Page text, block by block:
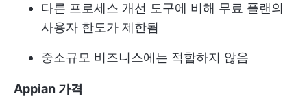
다른 프로세스 개선 도구에 비해 무료 플랜의
사용자 한도가 제한됨
중소규모 비즈니스에는 적합하지 않음
Appian 가격